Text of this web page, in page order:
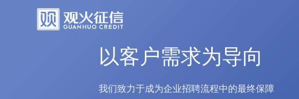
以客户需求为导向
我们致力于成为企业招聘流程中的最终保障